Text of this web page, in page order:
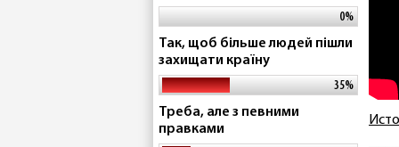
0%
Так, щоб більше людей пішли
захищати країну
35%
Треба, але з певними
правками